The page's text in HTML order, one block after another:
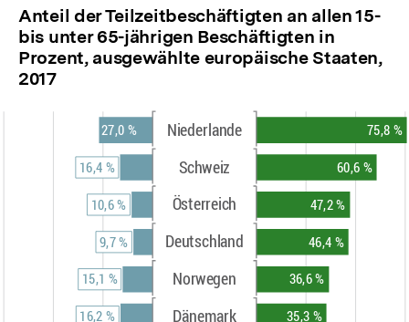
Anteil der Teilzeitbeschäftigten an allen 15-
bis unter 65-jährigen Beschäftigten in
Prozent, ausgewählte europäische Staaten,
2017